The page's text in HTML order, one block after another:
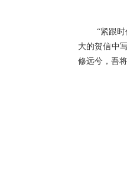
“紧跟时代
大的贺信中
修远兮，吾